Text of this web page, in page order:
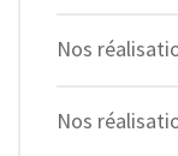
Nos
Nos